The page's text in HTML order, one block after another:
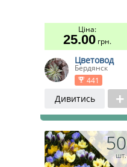
Ціна:
25.00грн.
Цветовод
Бердянск
441
Дивитись
50
шт.